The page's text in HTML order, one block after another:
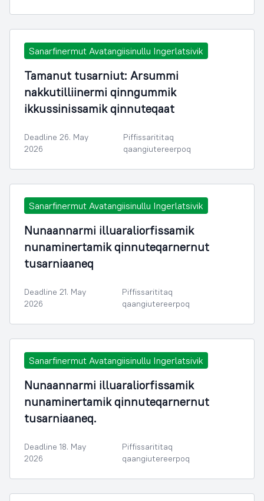
Sanarfinermut Avatangiisinullu Ingerlatsivik
Tamanut tusarniut: Arsummi
nakkutilliinermi qinngummik
ikkussinissamik qinnuteqaat
Deadline 26. May
2026
Piffissarititaq
qaangiutereerpoq
Sanarfinermut Avatangiisinullu Ingerlatsivik
Nunaannarmi illuaraliorfissamik
nunaminertamik qinnuteqarnernut
tusarniaaneq
Deadline 21. May
2026
Piffissarititaq
qaangiutereerpoq
Sanarfinermut Avatangiisinullu Ingerlatsivik
Nunaannarmi illuaraliorfissamik
nunaminertamik qinnuteqarnernut
tusarniaaneq.
Deadline 18. May
2026
Piffissarititaq
qaangiutereerpoq